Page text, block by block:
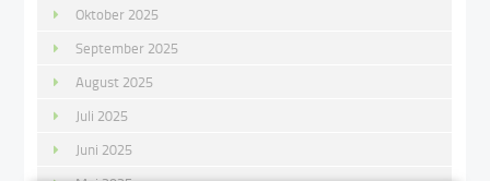
Oktober 2025
September 2025
August 2025
Juli 2025
Juni 2025